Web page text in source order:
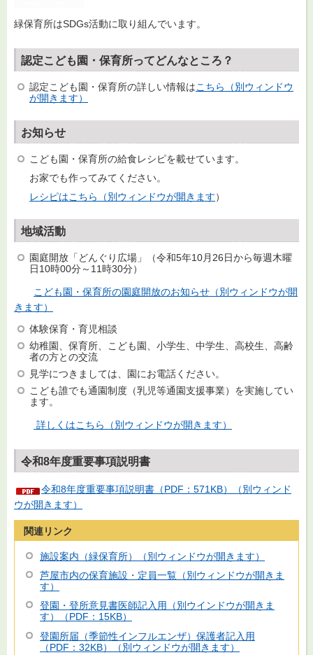
緑保育所はSDGs活動に取り組んでいます。
認定こども園・保育所ってどんなところ？
認定こども園・保育所の詳しい情報はこちら（別ウィンドウ
が開きます）
お知らせ
こども園・保育所の給食レシピを載せています。
お家でも作ってみてください。
レシピはこちら（別ウィンドウが開きます）
地域活動
園庭開放「どんぐり広場」（令和5年10月26日から毎週木曜
日10時00分～11時30分）
こども園・保育所の園庭開放のお知らせ（別ウィンドウが開
きます）
体験保育・育児相談
幼稚園、保育所、こども園、小学生、中学生、高校生、高齢
者の方との交流
見学につきましては、園にお電話ください。
こども誰でも通園制度（乳児等通園支援事業）を実施してい
ます。
詳しくはこちら（別ウィンドウが開きます）
令和8年度重要事項説明書
令和8年度重要事項説明書（PDF：571KB）（別ウィンド
ウが開きます）
関連リンク
施設案内（緑保育所）（別ウィンドウが開きます）
芦屋市内の保育施設・定員一覧（別ウィンドウが開きま
す）
登園・登所意見書医師記入用（別ウインドウが開きま
す）（PDF：15KB）
登園所届（季節性インフルエンザ）保護者記入用
（PDF：32KB）（別ウィンドウが開きます）